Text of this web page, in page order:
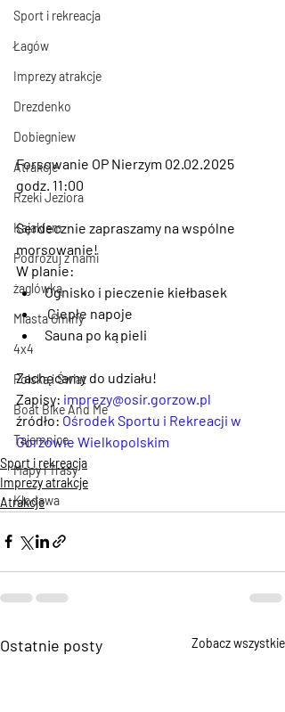
Sport i rekreacja
Łagów
Imprezy atrakcje
Drezdenko
Dobiegniew
Atrakcje
Rzeki Jeziora
Kajakiem
Podróżuj z nami
żaglówką
Miasta Gminy
4x4
Polska i Świat
Boat Bike And Me
Tajemnice
Mapy i Trasy
Kłodawa
Forsowanie OP Nierzym 02.02.2025
godz. 11:00
Serdecznie zapraszamy na wspólne
morsowanie!
W planie:
Ognisko i pieczenie kiełbasek
Ciepłe napoje
Sauna po kąpieli
Zachęcamy do udziału!
Zapisy: imprezy@osir.gorzow.pl
źródło: Ośrodek Sportu i Rekreacji w
Gorzowie Wielkopolskim
Sport i rekreacja
Imprezy atrakcje
Atrakcje
Ostatnie posty Zobacz wszystkie